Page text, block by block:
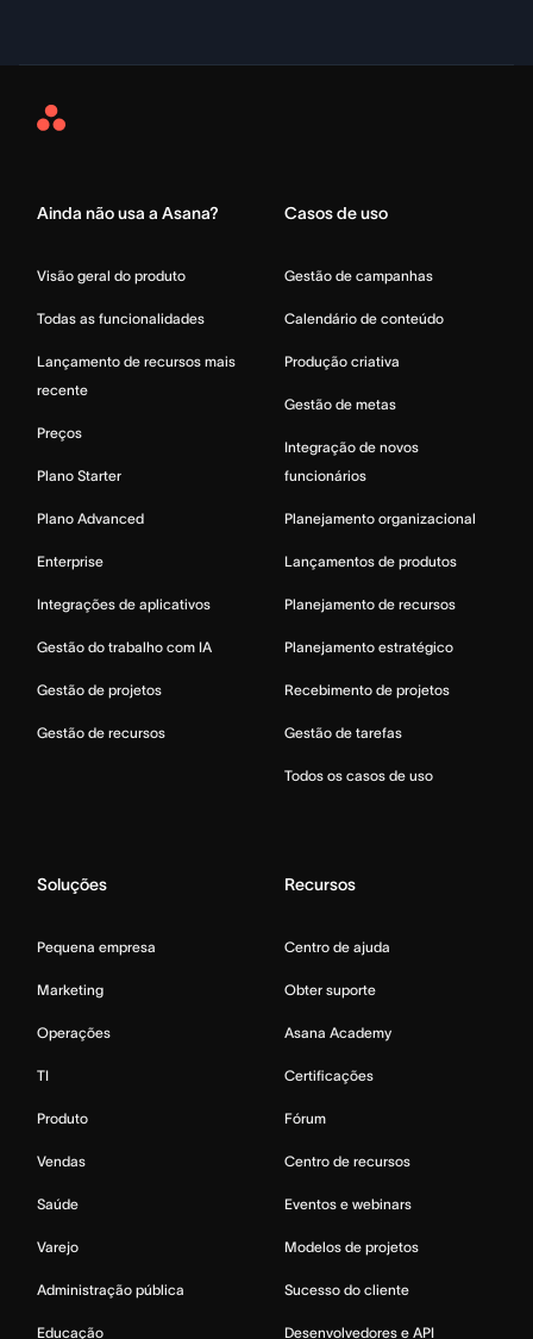
Asana
Ainda não usa a Asana?
Visão geral do produto
Todas as funcionalidades
Lançamento de recursos mais
recente
Preços
Plano Starter
Plano Advanced
Enterprise
Integrações de aplicativos
Gestão do trabalho com IA
Gestão de projetos
Gestão de recursos
Casos de uso
Gestão de campanhas
Calendário de conteúdo
Produção criativa
Gestão de metas
Integração de novos
funcionários
Planejamento organizacional
Lançamentos de produtos
Planejamento de recursos
Planejamento estratégico
Recebimento de projetos
Gestão de tarefas
Todos os casos de uso
Soluções
Pequena empresa
Marketing
Operações
TI
Produto
Vendas
Saúde
Varejo
Administração pública
Educação
Recursos
Centro de ajuda
Obter suporte
Asana Academy
Certificações
Fórum
Centro de recursos
Eventos e webinars
Modelos de projetos
Sucesso do cliente
Desenvolvedores e API